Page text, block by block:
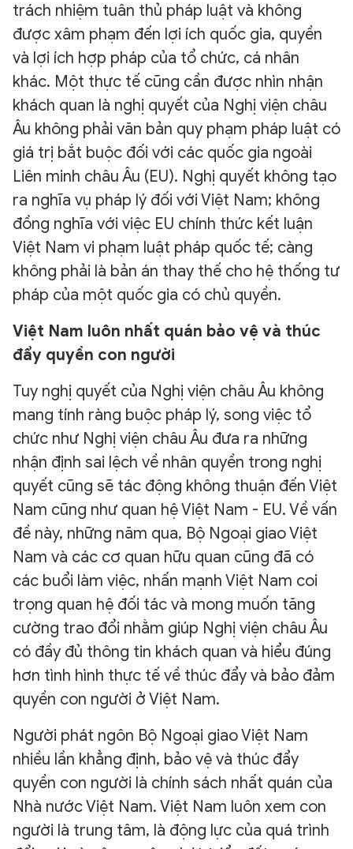
trách nhiệm tuân thủ pháp luật và không
được xâm phạm đến lợi ích quốc gia, quyền
và lợi ích hợp pháp của tổ chức, cá nhân
khác. Một thực tế cũng cần được nhìn nhận
khách quan là nghị quyết của Nghị viện châu
Âu không phải văn bản quy phạm pháp luật có
giá trị bắt buộc đối với các quốc gia ngoài
Liên minh châu Âu (EU). Nghị quyết không tạo
ra nghĩa vụ pháp lý đối với Việt Nam; không
đồng nghĩa với việc EU chính thức kết luận
Việt Nam vi phạm luật pháp quốc tế; càng
không phải là bản án thay thế cho hệ thống tư
pháp của một quốc gia có chủ quyền.
Việt Nam luôn nhất quán bảo vệ và thúc
đẩy quyền con người
Tuy nghị quyết của Nghị viện châu Âu không
mang tính ràng buộc pháp lý, song việc tổ
chức như Nghị viện châu Âu đưa ra những
nhận định sai lệch về nhân quyền trong nghị
quyết cũng sẽ tác động không thuận đến Việt
Nam cũng như quan hệ Việt Nam - EU. Về vấn
đề này, những năm qua, Bộ Ngoại giao Việt
Nam và các cơ quan hữu quan cũng đã có
các buổi làm việc, nhấn mạnh Việt Nam coi
trọng quan hệ đối tác và mong muốn tăng
cường trao đổi nhằm giúp Nghị viện châu Âu
có đầy đủ thông tin khách quan và hiểu đúng
hơn tình hình thực tế về thúc đẩy và bảo đảm
quyền con người ở Việt Nam.
Người phát ngôn Bộ Ngoại giao Việt Nam
nhiều lần khẳng định, bảo vệ và thúc đẩy
quyền con người là chính sách nhất quán của
Nhà nước Việt Nam. Việt Nam luôn xem con
người là trung tâm, là động lực của quá trình